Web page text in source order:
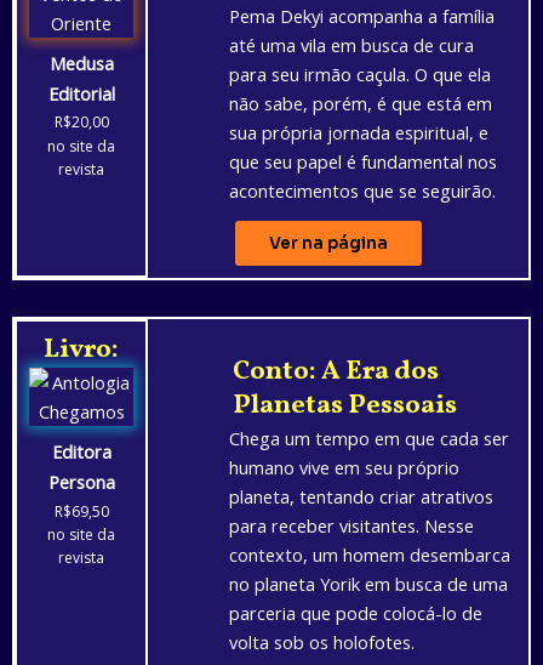
Medusa
Editorial
R$20,00
no site da
revista
Pema Dekyi acompanha a família
até uma vila em busca de cura
para seu irmão caçula. O que ela
não sabe, porém, é que está em
sua própria jornada espiritual, e
que seu papel é fundamental nos
acontecimentos que se seguirão.
Ver na página
Livro:
Editora
Persona
R$69,50
no site da
revista
Conto: A Era dos
Planetas Pessoais
Chega um tempo em que cada ser
humano vive em seu próprio
planeta, tentando criar atrativos
para receber visitantes. Nesse
contexto, um homem desembarca
no planeta Yorik em busca de uma
parceria que pode colocá-lo de
volta sob os holofotes.